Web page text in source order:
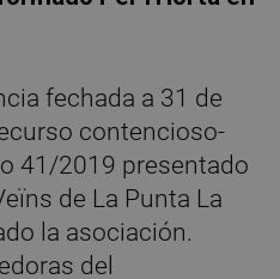
fechada a 31 de
contencioso-
41/2019 presentado
de La Punta La
la asociación.
del